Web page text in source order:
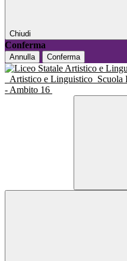
Chiudi
Conferma
Annulla Conferma
Artistico e Linguistico Scuola
- Ambito 16